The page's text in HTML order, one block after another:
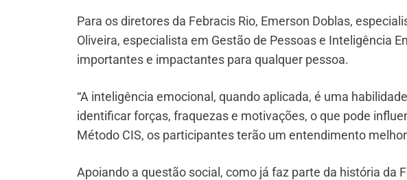
Para os diretores da Febracis Rio, Emerson Doblas,
Oliveira, especialista em Gestão de Pessoas e Inteligência
importantes e impactantes para qualquer pessoa.
“A inteligência emocional, quando aplicada, é uma
identificar forças, fraquezas e motivações, o que pode
Método CIS, os participantes terão um entendimento
Apoiando a questão social, como já faz parte da história da